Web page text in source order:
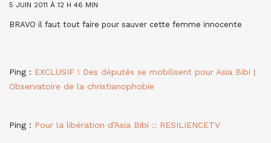
5 JUIN 2011 À 12 H 46 MIN
BRAVO il faut tout faire pour sauver cette femme innocente
Ping : EXCLUSIF ! Des députés se mobilisent pour Asia Bibi |
Observatoire de la christianophobie
Ping : Pour la libération d’Asia Bibi :: RESILIENCETV